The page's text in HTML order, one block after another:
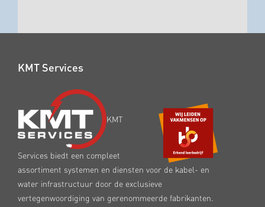
KMT Services
KMT
Services biedt een compleet
assortiment systemen en diensten voor de kabel- en
water infrastructuur door de exclusieve
vertegenwoordiging van gerenommeerde fabrikanten.